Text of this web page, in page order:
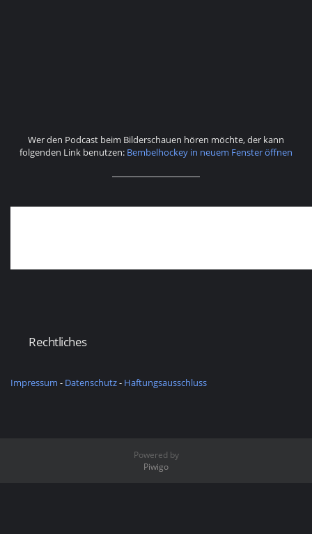
Wer den Podcast beim Bilderschauen hören möchte, der kann
folgenden Link benutzen: Bembelhockey in neuem Fenster öffnen
Rechtliches
Impressum - Datenschutz- Haftungsausschluss
Powered by
Piwigo